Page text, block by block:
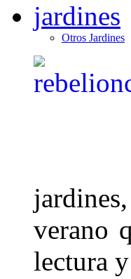
jardines
Otros Jardines
verano
lectura